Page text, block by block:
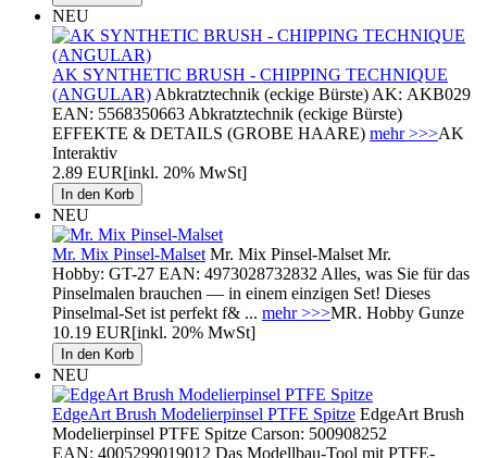
NEU
AK SYNTHETIC BRUSH - CHIPPING TECHNIQUE
(ANGULAR) Abkratztechnik (eckige Bürste) AK: AKB029
EAN: 5568350663 Abkratztechnik (eckige Bürste)
EFFEKTE & DETAILS (GROBE HAARE) mehr >>>AK
Interaktiv
2.89 EUR[inkl. 20% MwSt]
NEU
Mr. Mix Pinsel-Malset Mr. Mix Pinsel-Malset Mr.
Hobby: GT-27 EAN: 4973028732832 Alles, was Sie für das
Pinselmalen brauchen — in einem einzigen Set! Dieses
Pinselmal-Set ist perfekt f& ... mehr >>>MR. Hobby Gunze
10.19 EUR[inkl. 20% MwSt]
NEU
EdgeArt Brush Modelierpinsel PTFE Spitze EdgeArt Brush
Modelierpinsel PTFE Spitze Carson: 500908252
EAN: 4005299019012 Das Modellbau-Tool mit PTFE-